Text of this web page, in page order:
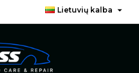
Lietuvių kalba 